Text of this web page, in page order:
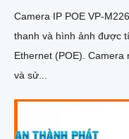
Camera IP POE VP-
thanh và hình ảnh được
Ethernet (POE). Camera này được thiết kế để dễ dàng cài đặt
và sử...